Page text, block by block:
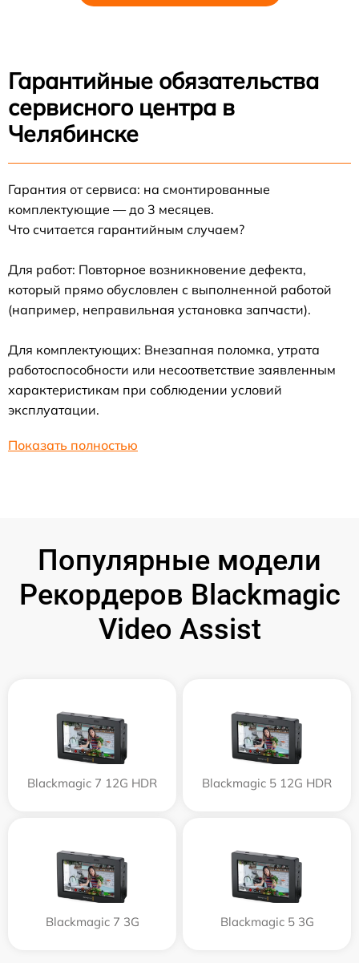
Гарантийные обязательства
сервисного центра в
Челябинске
Гарантия от сервиса: на смонтированные
комплектующие — до 3 месяцев.
Что считается гарантийным случаем?
Для работ: Повторное возникновение дефекта,
который прямо обусловлен с выполненной работой
(например, неправильная установка запчасти).
Для комплектующих: Внезапная поломка, утрата
работоспособности или несоответствие заявленным
характеристикам при соблюдении условий
эксплуатации.
Показать полностью
Популярные модели
Рекордеров Blackmagic
Video Assist
Blackmagic 7 12G HDR Blackmagic 5 12G HDR
Blackmagic 7 3G Blackmagic 5 3G